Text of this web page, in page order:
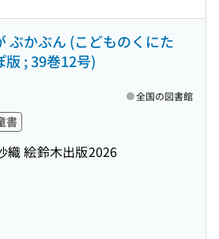
ぶかぶん (こどものくにた
版 ; 39巻12号)
書
織 絵鈴木出版2026
全国の図書館